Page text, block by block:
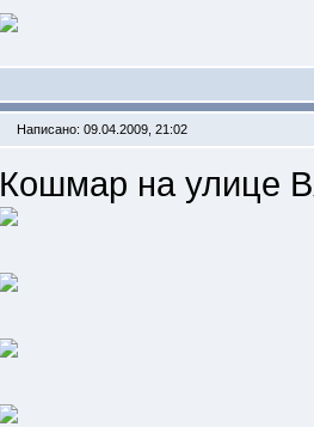
Написано: 09.04.2009, 21:02
Кошмар на улице